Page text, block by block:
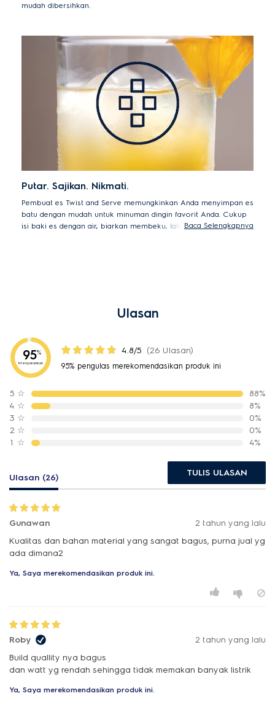
mudah dibersihkan.
Putar. Sajikan. Nikmati.
Pembuat es Twist and Serve memungkinkan Anda menyimpan es
batu dengan mudah untuk minuman dingin favorit Anda. Cukup
isi baki es dengan air, biarkan membeku, lalu putar kenop untuk
Baca Selengkapnya
Ulasan
95%
Menyarankan
4.8/5 (26 Ulasan)
95% pengulas merekomendasikan produk ini
5 ☆
88%
4 ☆
8%
3 ☆
0%
2 ☆
0%
1 ☆ 4%
Ulasan (26) TULIS ULASAN
Gunawan
2 tahun yang lalu
Kualitas dan bahan material yang sangat bagus, purna jual yg
ada dimana2
Ya, Saya merekomendasikan produk ini.
Roby
2 tahun yang lalu
Build quallity nya bagus
dan watt yg rendah sehingga tidak memakan banyak listrik
Ya, Saya merekomendasikan produk ini.